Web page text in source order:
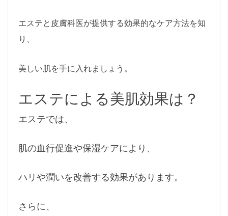
エステと皮膚科医が提供する効果的なケア方法を知
り、
美しい肌を手に入れましょう。
エステによる美肌効果は？
エステでは、
肌の血行促進や保湿ケアにより、
ハリや潤いを改善する効果があります。
さらに、